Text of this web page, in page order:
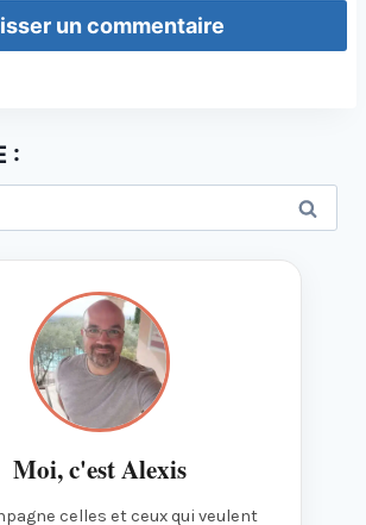
:
Moi, c'est Alexis
celles et ceux qui veulent